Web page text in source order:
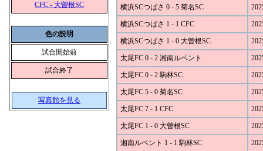
CFC - 大曽根SC
色の説明
試合開始前
試合終了
写真館を見る
横浜SCつばさ 0 - 5 菊名SC
横浜SCつばさ 1 - 1 CFC
横浜SCつばさ 1 - 0 大曽根SC
太尾FC 0 - 2 湘南ルベント
太尾FC 0 - 2 駒林SC
太尾FC 5 - 0 菊名SC
太尾FC 7 - 1 CFC
太尾FC 1 - 0 大曽根SC
湘南ルベント 1 - 1 駒林SC